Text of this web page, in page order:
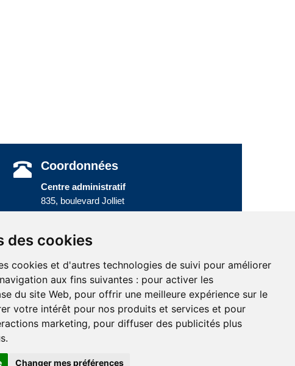
des cookies
cookies et d'autres technologies de suivi pour améliorer
aux fins suivantes : pour activer les
du site Web, pour offrir une meilleure expérience sur le
votre intérêt pour nos produits et services et pour
marketing, pour diffuser des publicités plus
.
Changer mes préférences
Coordonnées
Centre administratif
835, boulevard Jolliet
Baie-Comeau (Québec) G5C 1P5
Sans frais : 1 800 463-5142